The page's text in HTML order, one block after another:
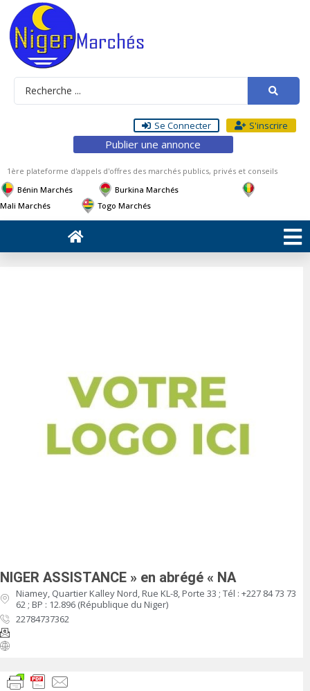
Se Connecter S'inscrire
Publier une annonce
1ère plateforme d'appels d'offres des marchés publics, privés et conseils
Bénin Marchés
Burkina Marchés
Mali Marchés
Togo Marchés
NIGER ASSISTANCE » en abrégé « NA
Niamey, Quartier Kalley Nord, Rue KL-8, Porte 33 ; Tél : +227 84 73 73
62 ; BP : 12.896 (République du Niger)
22784737362